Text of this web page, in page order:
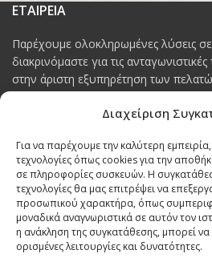
Διαχείριση
Για να παρέχουμε την καλύτερη
τεχνολογίες όπως cookies για την
σε πληροφορίες συσκευών. Η
τεχνολογίες θα μας επιτρέψει να
προσωπικού χαρακτήρα, όπως
μοναδικά αναγνωριστικά σε αυτόν τον
η ανάκληση της συγκατάθεσης, μπορεί
ορισμένες λειτουργίες και δυνατότητες.
ΕΤΑΙΡΕΙΑ
Παρέχουμε ολοκληρωμένες λύσεις
διακρινόμαστε για τις
στην άριστη εξυπηρέτηση των
Στην ECO BUILDINGS θα βρείτε
LIKE US ON FACEBOOK
ΠΟΛΙΤΙΚΗ ΠΡΟΣΤΑΣΙΑΣ